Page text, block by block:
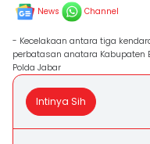
News Channel
- Kecelakaan antara tiga
perbatasan anatara Kabupaten
Polda Jabar
Intinya Sih